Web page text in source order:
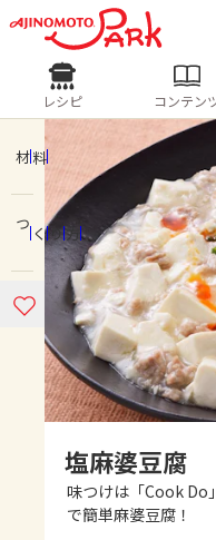
ログインす
ログイン
ホーム
コンテンツ
レシピ
よくあるお問
レシピ
人気の食材・レシピ
きゅうり なす
ピーマン
みょ
レシピ コンテン
材料
つくり方
塩麻婆豆腐
味つけは「Cook Do
で簡単麻婆豆腐！